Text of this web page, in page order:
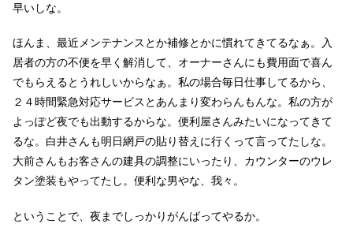
早いしな。
ほんま、最近メンテナンスとか補修とかに慣れてきてるなぁ。入
居者の方の不便を早く解消して、オーナーさんにも費用面で喜ん
でもらえるとうれしいからなぁ。私の場合毎日仕事してるから、
２４時間緊急対応サービスとあんまり変わらんもんな。私の方が
よっぽど夜でも出動するからな。便利屋さんみたいになってきて
るな。白井さんも明日網戸の貼り替えに行くって言ってたしな。
大前さんもお客さんの建具の調整にいったり、カウンターのウレ
タン塗装もやってたし。便利な男やな、我々。
ということで、夜までしっかりがんばってやるか。